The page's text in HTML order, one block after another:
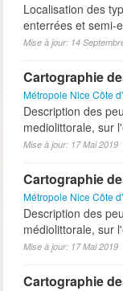
Localisation des
enterrées et semi-
Mise à jour: 14
Cartographie
Métropole Nice Côte
Description des
mediolittorale, sur
Mise à jour: 17 Mai 2019
Cartographie
Métropole Nice Côte
Description des
médiolittorale, sur
Mise à jour: 17 Mai 2019
Cartographie